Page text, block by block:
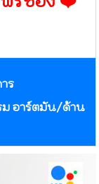
ร
ม อาร์ตมัน/ด้าน